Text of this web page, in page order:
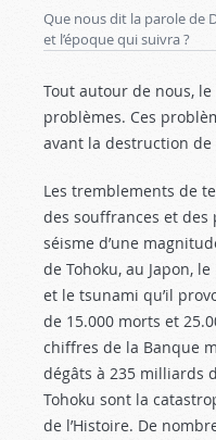
Que nous dit la parole de
et l’époque qui suivra ?
Tout autour de nous,
problèmes. Ces
avant la destruction de
Les tremblements de
des souffrances et des
séisme d’une
de Tohoku, au Japon,
et le tsunami qu’il
de 15.000 morts et
chiffres de la Banque
dégâts à 235 milliards
Tohoku sont la
de l’Histoire. De